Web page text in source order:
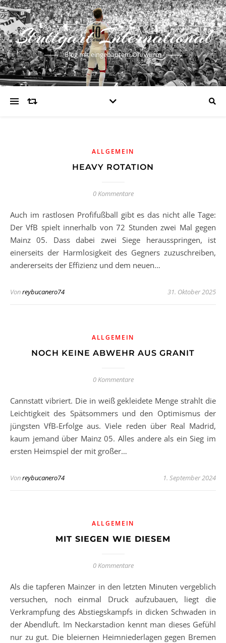
Stuttgart International
Blog mit eingebautem Ohrwurm
ALLGEMEIN
HEAVY ROTATION
0 Kommentare
Auch im rastlosen Profifußball gibt es das nicht alle Tage:
Der VfB spielt innerhalb von 72 Stunden zwei Mal gegen
Mainz 05. Dass dabei zwei Siege herausspringen, ist
einerseits der Harmlosigkeit des Gegners zuzuschreiben,
andererseits der Effizienz und dem neuen…
Vonreybucanero74 31. Oktober 2025
ALLGEMEIN
NOCH KEINE ABWEHR AUS GRANIT
0 Kommentare
Cannstatt vibriert. Die in weiß gekleidete Menge strahlt die
Leichtigkeit des Spätsommers und den Optimismus der
jüngsten VfB-Erfolge aus. Viele reden über Real Madrid,
kaum jemand über Mainz 05. Alles andere als ein Sieg im
ersten Heimspiel der mit großer…
Vonreybucanero74 1. September 2024
ALLGEMEIN
MIT SIEGEN WIE DIESEM
0 Kommentare
Als die tapferen Mainzer in den letzten Minuten vergeblich
versuchen, noch einmal Druck aufzubauen, liegt die
Verkrampfung des Abstiegskampfs in dicken Schwaden in
der Abendluft. Im Neckarstadion kennt man dieses Gefühl
nur zu gut. Die bleiernen Heimniederlagen gegen Bremen